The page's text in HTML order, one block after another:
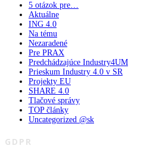
5 otázok pre…
Aktuálne
ING 4.0
Na tému
Nezaradené
Pre PRAX
Predchádzajúce Industry4UM
Prieskum Industry 4.0 v SR
Projekty EU
SHARE 4.0
Tlačové správy
TOP články
Uncategorized @sk
GDPR